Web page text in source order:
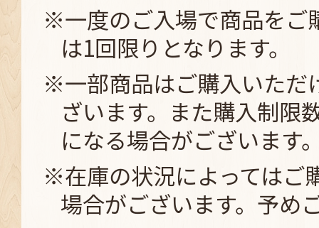
※一度のご入場で商品をご
は1回限りとなります。
※一部商品はご購入いただ
ざいます。また購入制限
になる場合がございます
※在庫の状況によってはご
場合がございます。予め